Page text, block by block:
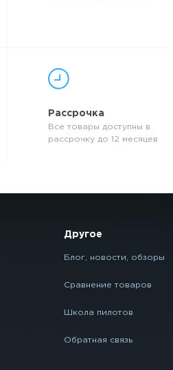
Рассрочка
Все товары доступны в
рассрочку до 12 месяцев
Другое
Блог, новости, обзоры
Сравнение товаров
Школа пилотов
Обратная связь